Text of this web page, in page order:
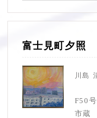
富士見町夕照
川島
F50
市蔵